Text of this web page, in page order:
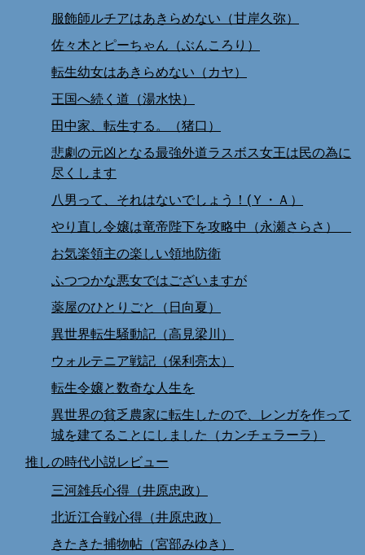
服飾師ルチアはあきらめない（甘岸久弥）
佐々木とピーちゃん（ぶんころり）
転生幼女はあきらめない（カヤ）
王国へ続く道（湯水快）
田中家、転生する。（猪口）
悲劇の元凶となる最強外道ラスボス女王は民の為に
尽くします
八男って、それはないでしょう！(Ｙ・Ａ）
やり直し令嬢は竜帝陛下を攻略中（永瀬さらさ）
お気楽領主の楽しい領地防衛
ふつつかな悪女ではございますが
薬屋のひとりごと（日向夏）
異世界転生騒動記（高見梁川）
ウォルテニア戦記（保利亮太）
転生令嬢と数奇な人生を
異世界の貧乏農家に転生したので、レンガを作って
城を建てることにしました（カンチェラーラ）
推しの時代小説レビュー
三河雑兵心得（井原忠政）
北近江合戦心得（井原忠政）
きたきた捕物帖（宮部みゆき）